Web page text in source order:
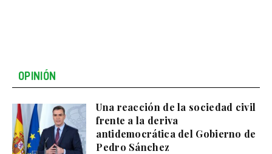
OPINIÓN
Una reacción de la sociedad civil
frente a la deriva
antidemocrática del Gobierno de
Pedro Sánchez